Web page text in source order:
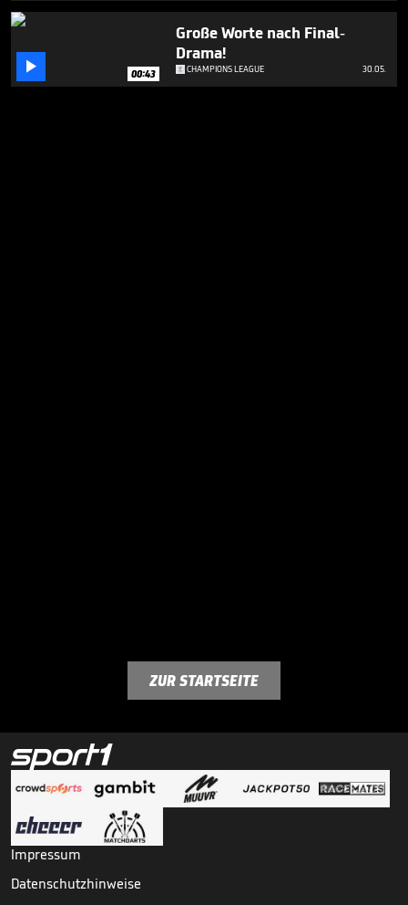
 00:43
Große Worte nach Final-
Drama!
CHAMPIONS LEAGUE 30.05.
ZUR STARTSEITE
Impressum
Datenschutzhinweise